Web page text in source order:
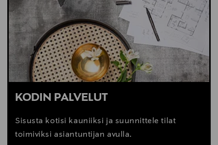
Digitaalinen osoite
www.vitra.com; info@vitra.com
KODIN PALVELUT
Sisusta kotisi kauniiksi ja suunnittele tilat
toimiviksi asiantuntijan avulla.